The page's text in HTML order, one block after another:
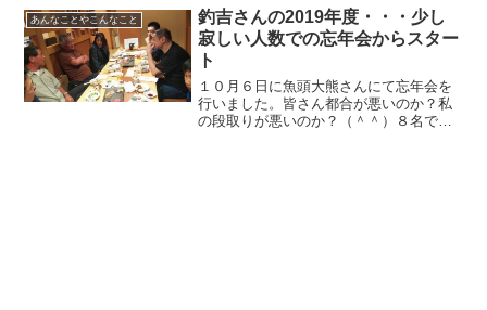
＝ツラがちょっと左にはみ出てますの
で、ちゃんと測れば、５２～３...
あんなことやこんなこと
釣吉さんの2019年度・・・少し
寂しい人数での忘年会からスター
ト
１０月６日に魚頭大熊さんにて忘年会を
行いました。皆さん都合が悪いのか？私
の段取りが悪いのか？（＾＾）８名での